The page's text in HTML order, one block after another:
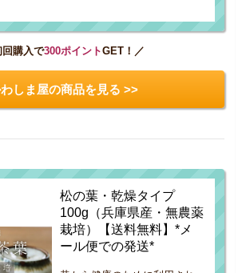
回購入で300ポイントGET！／
しま屋の商品を見る >>
松の葉・乾燥タイプ
100g（兵庫県産・無農薬
栽培）【送料無料】*メ
ール便での発送*